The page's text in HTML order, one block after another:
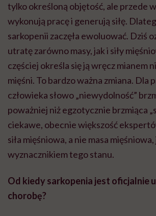
tylko określoną objętość, ale przede
wykonują pracę i generują siłę.
sarkopenii zaczęła ewoluować. Dziś
utratę zarówno masy, jak i siły
częściej określa się ją wręcz mianem
mięśni. To bardzo ważna zmiana. Dla
człowieka słowo „niewydolność”
poważniej niż egzotycznie brzmiąca
ciekawe, obecnie większość
siła mięśniowa, a nie masa
wyznacznikiem tego stanu.
Od kiedy sarkopenia jest oficjalnie
chorobę?